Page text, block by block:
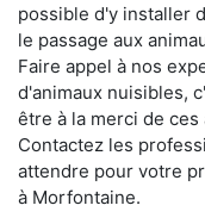
possible d'y installer
le passage aux
Faire appel à nos
d'animaux nuisibles,
être à la merci de
Contactez les
attendre pour votre
à Morfontaine.